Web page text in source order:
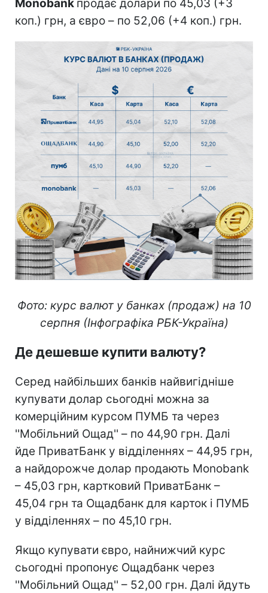
Monobank продає долари по 45,03 (+3
коп.) грн, а євро – по 52,06 (+4 коп.) грн.
Фото: курс валют у банках (продаж) на 10
серпня (Інфографіка РБК-Україна)
Де дешевше купити валюту?
Серед найбільших банків найвигідніше
купувати долар сьогодні можна за
комерційним курсом ПУМБ та через
''Мобільний Ощад'' – по 44,90 грн. Далі
йде ПриватБанк у відділеннях – 44,95 грн,
а найдорожче долар продають Monobank
– 45,03 грн, картковий ПриватБанк –
45,04 грн та Ощадбанк для карток і ПУМБ
у відділеннях – по 45,10 грн.
Якщо купувати євро, найнижчий курс
сьогодні пропонує Ощадбанк через
''Мобільний Ощад'' – 52,00 грн. Далі йдуть